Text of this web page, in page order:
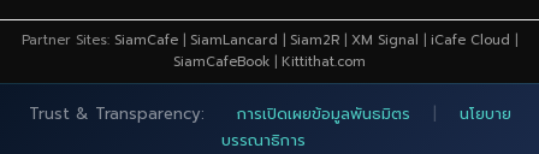
Partner Sites: SiamCafe | SiamLancard | Siam2R | XM Signal | iCafe Cloud |
SiamCafeBook | Kittithat.com
Trust & Transparency: การเปิดเผยข้อมูลพันธมิตร |
นโยบาย
บรรณาธิการ